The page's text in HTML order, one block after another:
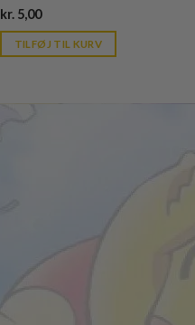
kr.5,00Current
is:
kr. 39,95.
TILFØJ TIL KURV